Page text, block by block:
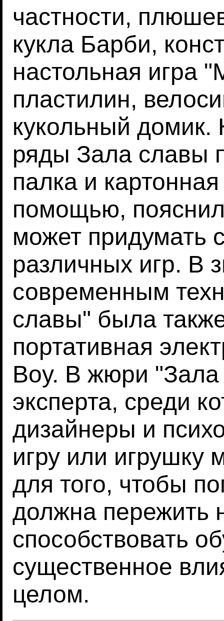
частности,
кукла Барби,
настольная игра
пластилин,
кукольный домик.
ряды Зала славы
палка и
помощью,
может придумать
различных игр. В
современным
славы" была
портативная
Boy. В жюри
эксперта, среди
дизайнеры и
игру или
для того, чтобы
должна пережить
способствовать
существенное
целом.